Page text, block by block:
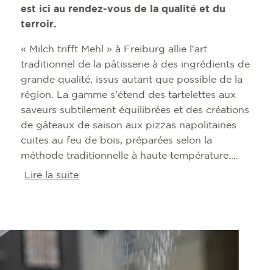
est ici au rendez-vous de la qualité et du
terroir.
« Milch trifft Mehl » à Freiburg allie l'art
traditionnel de la pâtisserie à des ingrédients de
grande qualité, issus autant que possible de la
région. La gamme s'étend des tartelettes aux
saveurs subtilement équilibrées et des créations
de gâteaux de saison aux pizzas napolitaines
cuites au feu de bois, préparées selon la
méthode traditionnelle à haute température.
Parmi les spécialités, on trouve notamment la
pizzas à base de produits régionaux.
Lire la suite